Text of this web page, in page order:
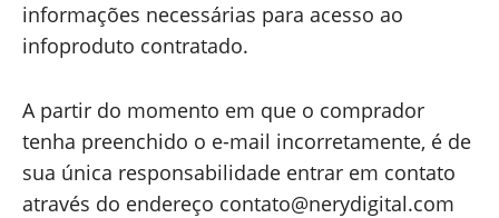
informações necessárias para acesso ao
infoproduto contratado.
A partir do momento em que o comprador
tenha preenchido o e-mail incorretamente, é de
sua única responsabilidade entrar em contato
através do endereço contato@nerydigital.com